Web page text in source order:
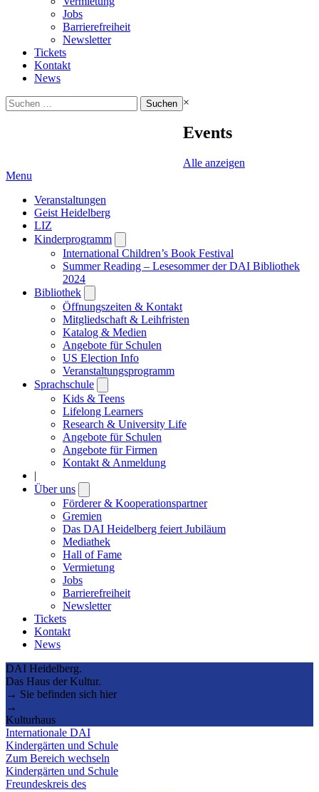
Jobs
Barrierefreiheit
Newsletter
Tickets
Kontakt
News
Suchen
nach:
×
Events
Alle anzeigen
Menu
Veranstaltungen
Geist Heidelberg
LIZ
Kinderprogramm
submenu
International Children’s Book Festival
Summer Reading – Lesesommer der DAI Bibliothek
2024
Bibliothek
submenu
Öffnungszeiten & Kontakt
Mitgliedschaft & Leihfristen
Katalog & Medien
Angebote für Schulen
US Election Info
Veranstaltungsprogramm
Sprachschule
submenu
Kids & Teens
Lifelong Learners
Research & University Life
Angebote für Schulen
Angebote für Firmen
Kontakt & Anmeldung
|
Über uns
submenu
Förderer & Kooperationspartner
Gremien
Das DAI Heidelberg feiert Jubiläum
Mediathek
Hall of Fame
Vermietung
Jobs
Barrierefreiheit
Newsletter
Tickets
Kontakt
News
DAI Heidelberg.
Das Haus der Kultur.
→ Sie befinden sich hier
→
Kulturhaus
Internationale DAI
Kindergärten und Schule
Zum Bereich wechseln
Kindergärten und Schule
Freundeskreis des